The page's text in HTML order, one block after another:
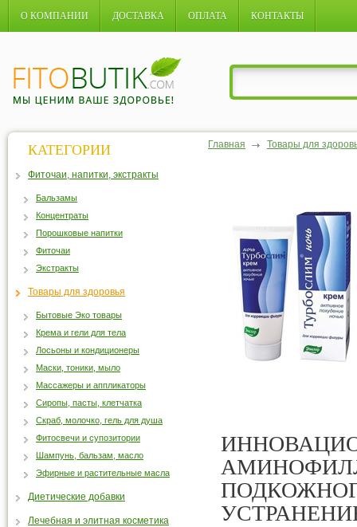
О КОМПАНИИ ДОСТАВКА ОПЛАТА КОНТАКТЫ
Главная Товары для
КАТЕГОРИИ
Фиточаи, напитки, экстракты
Бальзамы
Концентраты
Порошковые напитки
Фиточаи
Экстракты
Товары для здоровья
Бытовые Эко товары
Крема и гели для тела
Лосьоны и кондиционеры
Маски, тоники, мыло
Массажеры и аппликаторы
Сиропы, пасты, клетчатка
Скраб, молочко, гель для душа
Фитосвечи и супозитории
Шампунь, бальзам, масло
Эфирные и растительные масла
Диетические добавки
Лечебная и элитная косметика